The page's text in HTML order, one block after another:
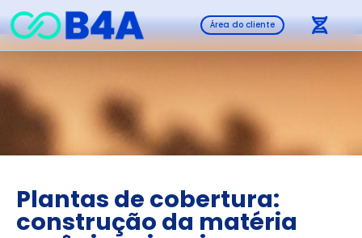
Área do cliente
Plantas de cobertura:
construção da matéria